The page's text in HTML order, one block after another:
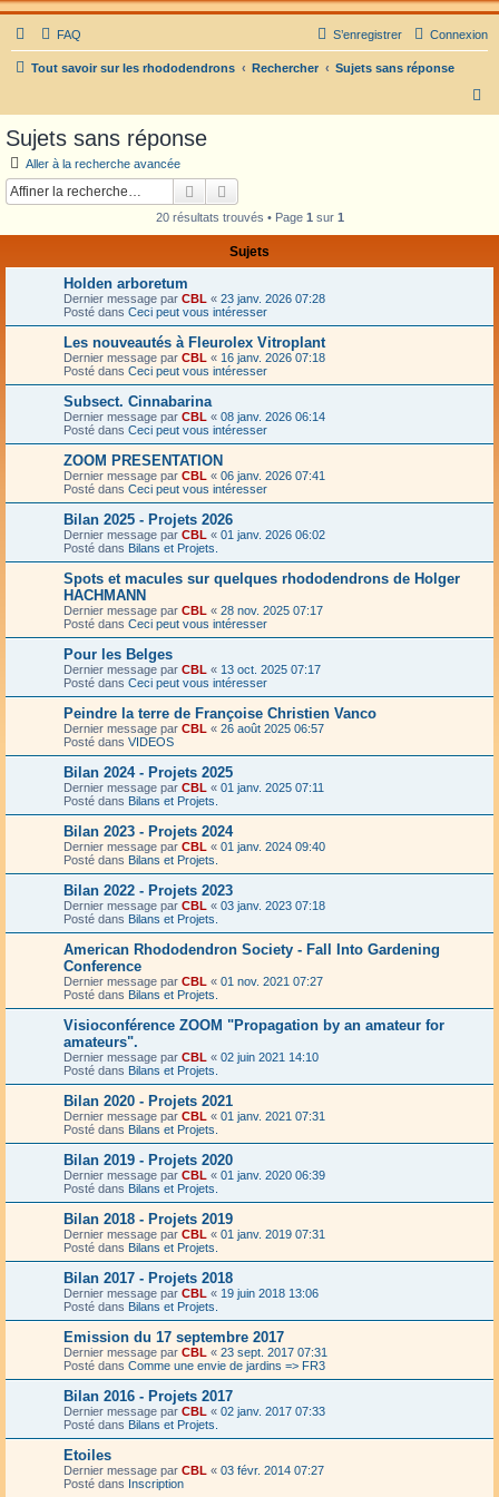
FAQ Connexion
S’enregistrer
Tout savoir sur les rhododendrons Rechercher
Sujets sans réponse
Sujets sans réponse
Aller à la recherche avancée
Rechercher
20 résultats trouvés • Page 1 sur 1
Sujets
Holden arboretum
Dernier message par CBL « 23 janv. 2026 07:28
Posté dans Ceci peut vous intéresser
Les nouveautés à Fleurolex Vitroplant
Dernier message par CBL « 16 janv. 2026 07:18
Posté dans Ceci peut vous intéresser
Subsect. Cinnabarina
Dernier message par CBL « 08 janv. 2026 06:14
Posté dans Ceci peut vous intéresser
ZOOM PRESENTATION
Dernier message par CBL « 06 janv. 2026 07:41
Posté dans Ceci peut vous intéresser
Bilan 2025 - Projets 2026
Dernier message par CBL « 01 janv. 2026 06:02
Posté dans Bilans et Projets.
Spots et macules sur quelques rhododendrons de Holger
HACHMANN
Dernier message par CBL « 28 nov. 2025 07:17
Posté dans Ceci peut vous intéresser
Pour les Belges
Dernier message par CBL « 13 oct. 2025 07:17
Posté dans Ceci peut vous intéresser
Peindre la terre de Françoise Christien Vanco
Dernier message par CBL « 26 août 2025 06:57
Posté dans VIDEOS
Bilan 2024 - Projets 2025
Dernier message par CBL « 01 janv. 2025 07:11
Posté dans Bilans et Projets.
Bilan 2023 - Projets 2024
Dernier message par CBL « 01 janv. 2024 09:40
Posté dans Bilans et Projets.
Bilan 2022 - Projets 2023
Dernier message par CBL « 03 janv. 2023 07:18
Posté dans Bilans et Projets.
American Rhododendron Society - Fall Into Gardening
Conference
Dernier message par CBL « 01 nov. 2021 07:27
Posté dans Bilans et Projets.
Visioconférence ZOOM "Propagation by an amateur for
amateurs".
Dernier message par CBL « 02 juin 2021 14:10
Posté dans Bilans et Projets.
Bilan 2020 - Projets 2021
Dernier message par CBL « 01 janv. 2021 07:31
Posté dans Bilans et Projets.
Bilan 2019 - Projets 2020
Dernier message par CBL « 01 janv. 2020 06:39
Posté dans Bilans et Projets.
Bilan 2018 - Projets 2019
Dernier message par CBL « 01 janv. 2019 07:31
Posté dans Bilans et Projets.
Bilan 2017 - Projets 2018
Dernier message par CBL « 19 juin 2018 13:06
Posté dans Bilans et Projets.
Emission du 17 septembre 2017
Dernier message par CBL « 23 sept. 2017 07:31
Posté dans Comme une envie de jardins => FR3
Bilan 2016 - Projets 2017
Dernier message par CBL « 02 janv. 2017 07:33
Posté dans Bilans et Projets.
Etoiles
Dernier message par CBL « 03 févr. 2014 07:27
Posté dans Inscription